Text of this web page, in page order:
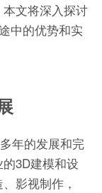
文将深入探讨
中的优势和实
年的发展和完
3D建模和设
影视制作，